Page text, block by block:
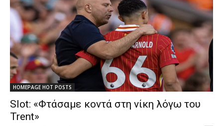
HOMEPAGE HOT POSTS
Slot: «Φτάσαμε κοντά στη νίκη λόγω του
Trent»